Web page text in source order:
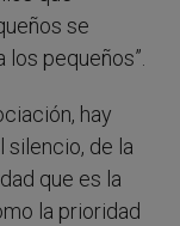
se
pequeños”.
hay
silencio, de la
que es la
la prioridad